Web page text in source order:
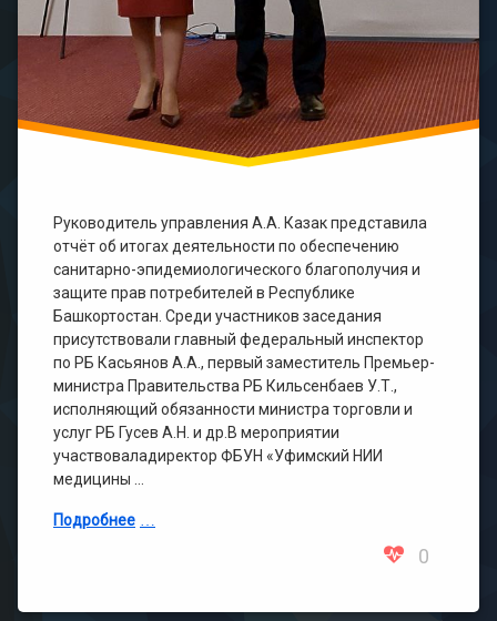
Руководитель управления А.А. Казак представила
отчёт об итогах деятельности по обеспечению
санитарно-эпидемиологического благополучия и
защите прав потребителей в Республике
Башкортостан. Среди участников заседания
присутствовали главный федеральный инспектор
по РБ Касьянов А.А., первый заместитель Премьер-
министра Правительства РБ Кильсенбаев У.Т.,
исполняющий обязанности министра торговли и
услуг РБ Гусев А.Н. и др.В мероприятии
участвоваладиректор ФБУН «Уфимский НИИ
медицины …
Подробнее
0